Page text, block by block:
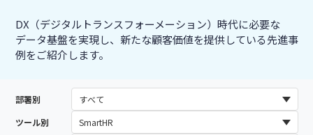
DX（デジタルトランスフォーメーション）時代に必要な
データ基盤を実現し、新たな顧客価値を提供している先進事
例をご紹介します。
部署別
ツール別